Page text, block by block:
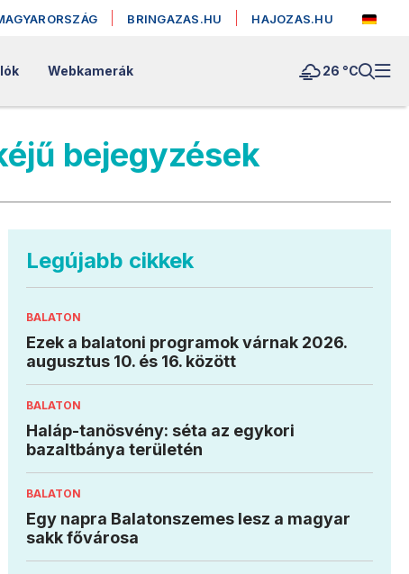
BRINGAZAS.HU HAJOZAS.HU
Webkamerák 26 °C
bejegyzések
Legújabb cikkek
BALATON
Ezek a balatoni programok várnak 2026.
augusztus 10. és 16. között
BALATON
Haláp-tanösvény: séta az egykori
bazaltbánya területén
BALATON
Egy napra Balatonszemes lesz a magyar
sakk fővárosa